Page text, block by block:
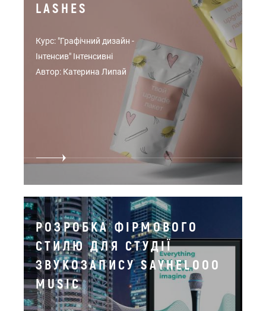
LASHES
Курс: "Графічний дизайн -
Інтенсив" Інтенсивні
Автор: Катерина Липай
РОЗРОБКА ФІРМОВОГО
СТИЛЮ ДЛЯ СТУДІЇ
ЗВУКОЗАПИСУ SAYHELOOO
MUSIC